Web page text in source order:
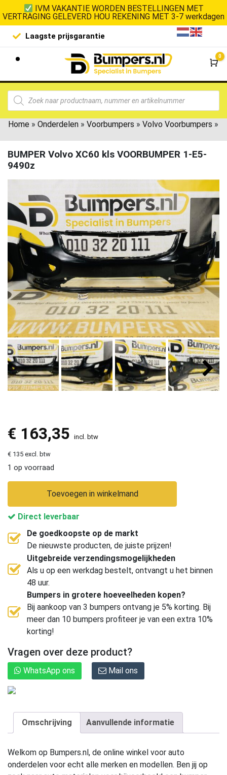
IVM VAKANTIE WORDEN BESTELLINGEN MET
VERTRAGING GELEVERD HOU REKENING MET 3-7 werkdagen
Laagste prijsgarantie De
0
Home » Onderdelen » Voorbumpers » Volvo Voorbumpers »
BUMPER Volvo XC60 kls VOORBUMPER 1-E5-
9490z
€ 163,35 incl. btw
€ 135 excl. btw
1 op voorraad
Toevoegen in winkelmand
Direct leverbaar
De goedkoopste op de markt
De nieuwste producten, de juiste prijzen!
Uitgebreide verzendingsmogelijkheden
Als u op een werkdag bestelt, ontvangt u het binnen
48 uur.
Bumpers in grotere hoeveelheden kopen?
Bij aankoop van 3 bumpers ontvang je 5% korting. Bij
meer dan 10 bumpers profiteer je van een extra 10%
korting!
Vragen over deze product?
WhatsApp ons Mail ons
Omschrijving Aanvullende informatie
Welkom op Bumpers.nl, de online winkel voor auto
onderdelen voor echt alle merken en modellen. Ben jij op